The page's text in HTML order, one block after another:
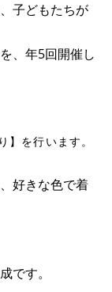
子どもたちが
、年5回開催し
】 を行います。
好きな色で着
です。